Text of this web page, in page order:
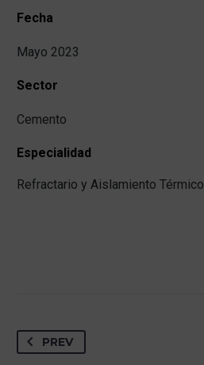
Fecha
Mayo 2023
Sector
Cemento
Especialidad
Refractario y Aislamiento Térmico
PREV